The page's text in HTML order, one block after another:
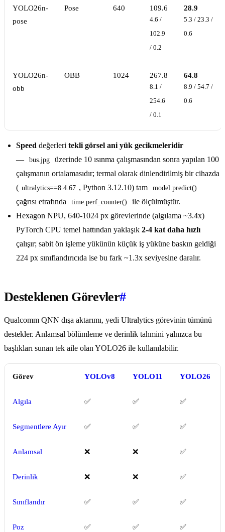
YOLO26n-
pose
Pose 640 109.6
4.6 /
102.9
/ 0.2
28.9
5.3 / 23.3 /
0.6
YOLO26n-
obb
OBB 1024 267.8
8.1 /
254.6
/ 0.1
64.8
8.9 / 54.7 /
0.6
Speed değerleri tekli görsel ani yük gecikmeleridir
—
bus.jpg
üzerinde 10 ısınma çalışmasından sonra yapılan 100
çalışmanın ortalamasıdır; termal olarak dinlendirilmiş bir cihazda
( ultralytics==8.4.67 , Python 3.12.10) tam model.predict()
çağrısı etrafında time.perf_counter()
ile ölçülmüştür.
Hexagon NPU, 640-1024 px görevlerinde (algılama ~3.4x)
PyTorch CPU temel hattından yaklaşık 2-4 kat daha hızlı
çalışır; sabit ön işleme yükünün küçük iş yüküne baskın geldiği
224 px sınıflandırıcıda ise bu fark ~1.3x seviyesine daralır.
Desteklenen Görevler#
Qualcomm QNN dışa aktarımı, yedi Ultralytics görevinin tümünü
destekler. Anlamsal bölümleme ve derinlik tahmini yalnızca bu
başlıkları sunan tek aile olan YOLO26 ile kullanılabilir.
Görev YOLOv8 YOLO11 YOLO26
Algıla ✅ ✅ ✅
Segmentlere Ayır ✅ ✅ ✅
Anlamsal ❌ ❌ ✅
Derinlik ❌ ❌ ✅
Sınıflandır ✅ ✅ ✅
Poz ✅ ✅ ✅